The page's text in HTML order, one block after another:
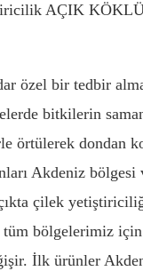
AÇIK
özel bir tedbir
bitkilerin
örtülerek dondan
Akdeniz bölgesi
çilek
tüm bölgelerimiz
İlk ürünler